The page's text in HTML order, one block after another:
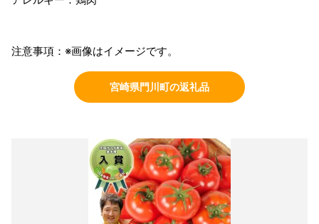
注意事項：※画像はイメージです。
宮崎県門川町の返礼品